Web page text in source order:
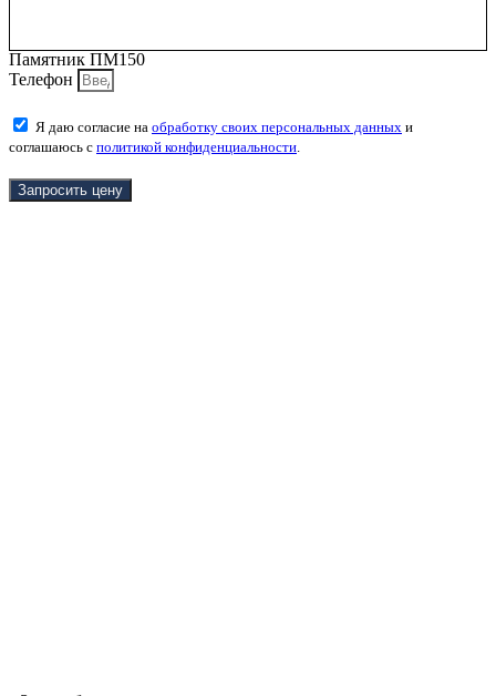
Памятник ПМ150
Телефон
Я даю согласие на обработку своих персональных данных и
соглашаюсь с политикой конфиденциальности
Запросить цену